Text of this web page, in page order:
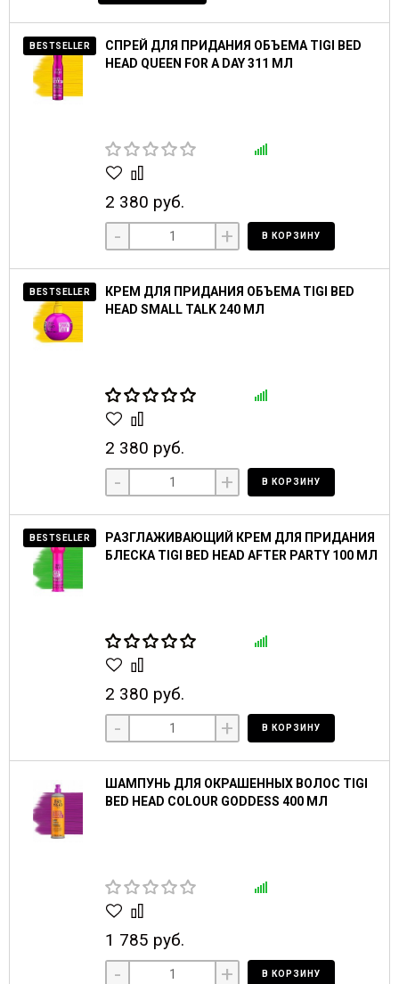
BESTSELLER
СПРЕЙ ДЛЯ ПРИДАНИЯ ОБЪЕМА TIGI BED
HEAD QUEEN FOR A DAY 311 МЛ
2 380 руб.
- + В КОРЗИНУ
BESTSELLER
КРЕМ ДЛЯ ПРИДАНИЯ ОБЪЕМА TIGI BED
HEAD SMALL TALK 240 МЛ
2 380 руб.
- + В КОРЗИНУ
BESTSELLER
РАЗГЛАЖИВАЮЩИЙ КРЕМ ДЛЯ ПРИДАНИЯ
БЛЕСКА TIGI BED HEAD AFTER PARTY 100 МЛ
2 380 руб.
- + В КОРЗИНУ
ШАМПУНЬ ДЛЯ ОКРАШЕННЫХ ВОЛОС TIGI
BED HEAD COLOUR GODDESS 400 МЛ
1 785 руб.
- + В КОРЗИНУ